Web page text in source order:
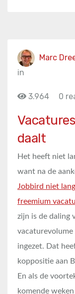
Marc
in
3.964
0
daalt
Het heeft niet
want na de
Jobbird niet
freemium
zijn is de daling
vacaturevolume
ingezet. Dat
koppositie aan
En als de
komende